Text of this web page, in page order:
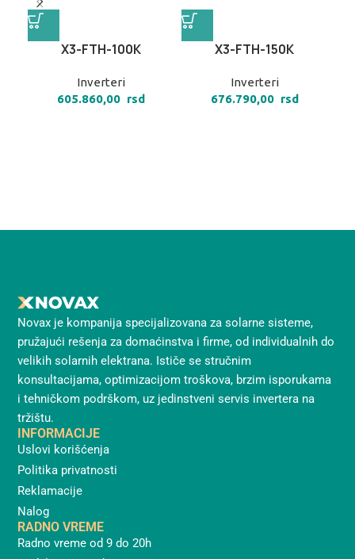
X3-FTH-100K
Inverteri
605.860,00 rsd
X3-FTH-150K
Inverteri
676.790,00 rsd
Novax je kompanija specijalizovana za solarne sisteme,
pružajući rešenja za domaćinstva i firme, od individualnih do
velikih solarnih elektrana. Ističe se stručnim
konsultacijama, optimizacijom troškova, brzim isporukama
i tehničkom podrškom, uz jedinstveni servis invertera na
tržištu.
INFORMACIJE
Uslovi korišćenja
Politika privatnosti
Reklamacije
Nalog
RADNO VREME
Radno vreme od 9 do 20h